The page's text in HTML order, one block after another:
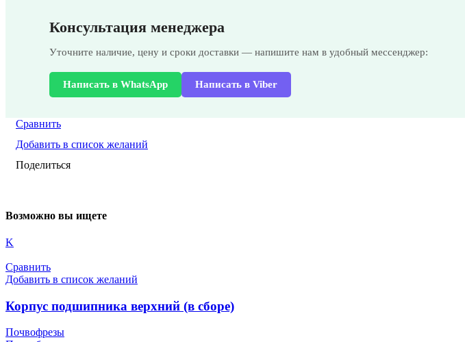
Консультация менеджера
Уточните наличие, цену и сроки доставки — напишите нам в удобный мессенджер:
Написать в WhatsApp Написать в Viber
Сравнить
Добавить в список желаний
Поделиться
Возможно вы ищете
K
Сравнить
Добавить в список желаний
Корпус подшипника верхний (в сборе)
Почвофрезы